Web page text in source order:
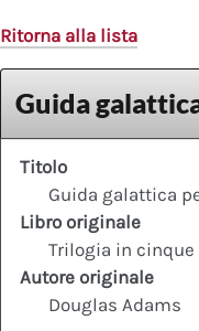
Ritorna alla lista
Guida
Titolo
Guida galattica
Libro originale
Trilogia in
Autore originale
Douglas Adams